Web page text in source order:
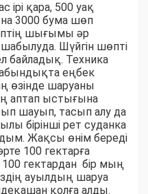
қара, 500 уақ
3000 бума шөп
шығымы әр
Шүйгін шөпті
байладық. Техника
еңбек
өзінде шаруаны
аптап ыстығына
шауып, тасып алу да
бірінші рет суданка
Жақсы өнім береді
100 гектарға
гектардан бір мың
ауылдың шаруа
қолға алды.